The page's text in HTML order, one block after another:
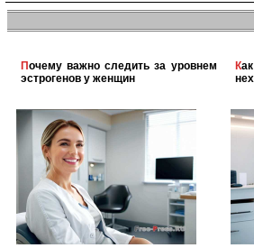
Почему важно следить за уровнем
эстрогенов у женщин
Как правильно питаться при